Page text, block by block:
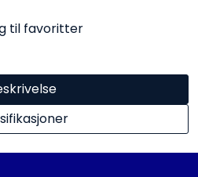
til favoritter